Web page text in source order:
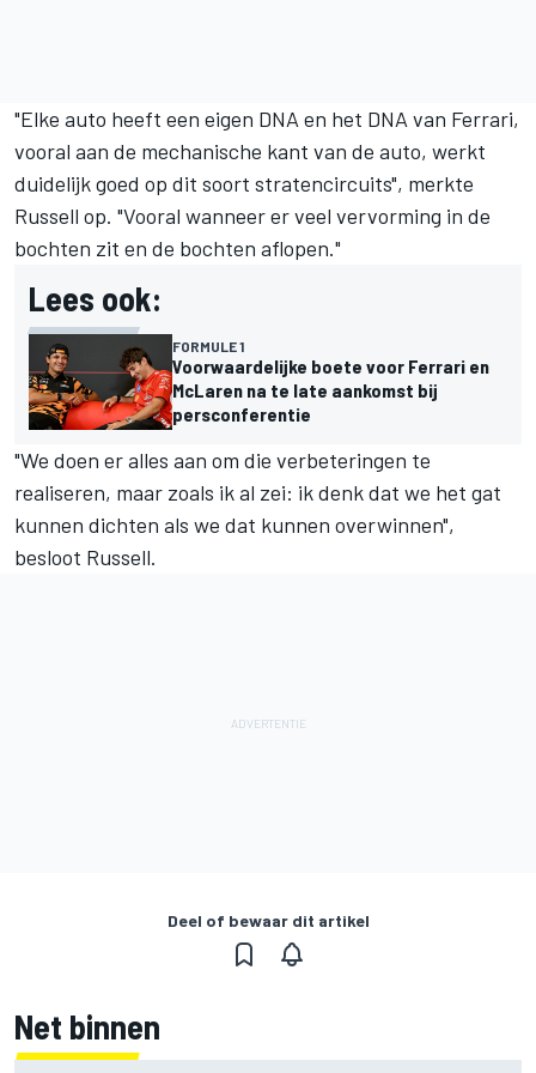
"Elke auto heeft een eigen DNA en het DNA van Ferrari,
vooral aan de mechanische kant van de auto, werkt
duidelijk goed op dit soort stratencircuits", merkte
Russell op. "Vooral wanneer er veel vervorming in de
bochten zit en de bochten aflopen."
Lees ook:
FORMULE 1
Voorwaardelijke boete voor Ferrari en
McLaren na te late aankomst bij
persconferentie
"We doen er alles aan om die verbeteringen te
realiseren, maar zoals ik al zei: ik denk dat we het gat
kunnen dichten als we dat kunnen overwinnen",
besloot Russell.
Deel of bewaar dit artikel
Net binnen